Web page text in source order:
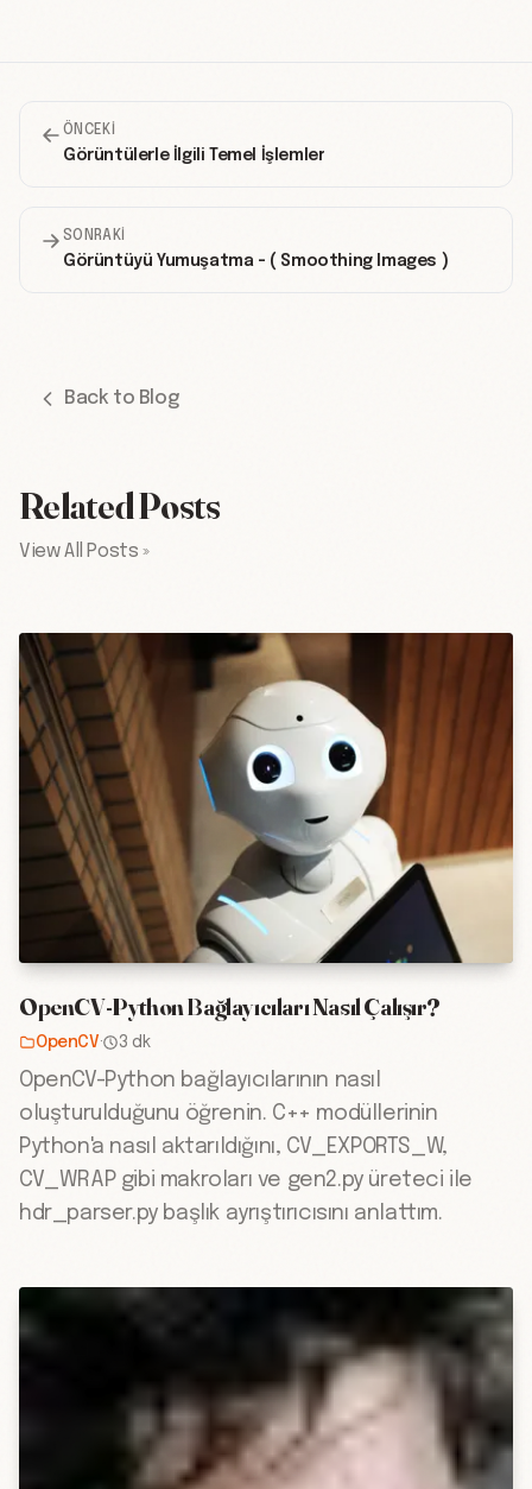
ÖNCEKI
Görüntülerle İlgili Temel İşlemler
SONRAKI
Görüntüyü Yumuşatma - ( Smoothing Images )
Back to Blog
Related Posts
View All Posts »
OpenCV-Python Bağlayıcıları Nasıl Çalışır?
OpenCV· 3 dk
OpenCV-Python bağlayıcılarının nasıl
oluşturulduğunu öğrenin. C++ modüllerinin
Python'a nasıl aktarıldığını, CV_EXPORTS_W,
CV_WRAP gibi makroları ve gen2.py üreteci ile
hdr_parser.py başlık ayrıştırıcısını anlattım.